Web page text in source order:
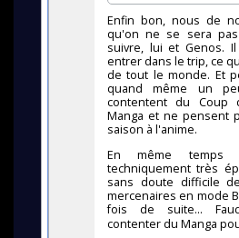
Enfin bon, nous de
qu'on ne se sera
suivre, lui et Genos.
entrer dans le trip, ce
de tout le monde. Et
quand même un
contentent du
Manga et ne pensent
saison à l'anime.
En même
techniquement très
sans doute difficile
mercenaires en mode
fois de suite...
contenter du Manga